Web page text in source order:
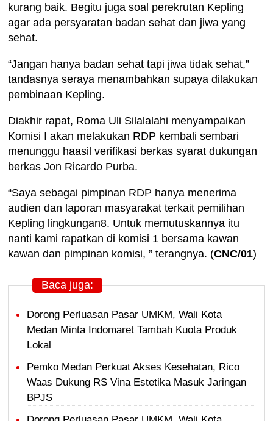
kurang baik. Begitu juga soal perekrutan Kepling
agar ada persyaratan badan sehat dan jiwa yang
sehat.
“Jangan hanya badan sehat tapi jiwa tidak sehat,”
tandasnya seraya menambahkan supaya dilakukan
pembinaan Kepling.
Diakhir rapat, Roma Uli Silalalahi menyampaikan
Komisi I akan melakukan RDP kembali sembari
menunggu haasil verifikasi berkas syarat dukungan
berkas Jon Ricardo Purba.
“Saya sebagai pimpinan RDP hanya menerima
audien dan laporan masyarakat terkait pemilihan
Kepling lingkungan8. Untuk memutuskannya itu
nanti kami rapatkan di komisi 1 bersama kawan
kawan dan pimpinan komisi, ” terangnya. (CNC/01)
Baca juga:
Dorong Perluasan Pasar UMKM, Wali Kota
Medan Minta Indomaret Tambah Kuota Produk
Lokal
Pemko Medan Perkuat Akses Kesehatan, Rico
Waas Dukung RS Vina Estetika Masuk Jaringan
BPJS